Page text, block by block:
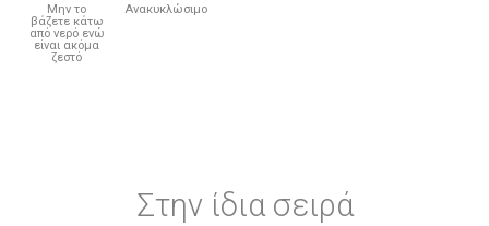
Μην το
βάζετε κάτω
από νερό ενώ
είναι ακόμα
ζεστό
Ανακυκλώσιμο
Στην ίδια σειρά